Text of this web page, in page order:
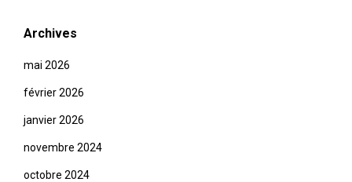
Archives
mai 2026
février 2026
janvier 2026
novembre 2024
octobre 2024